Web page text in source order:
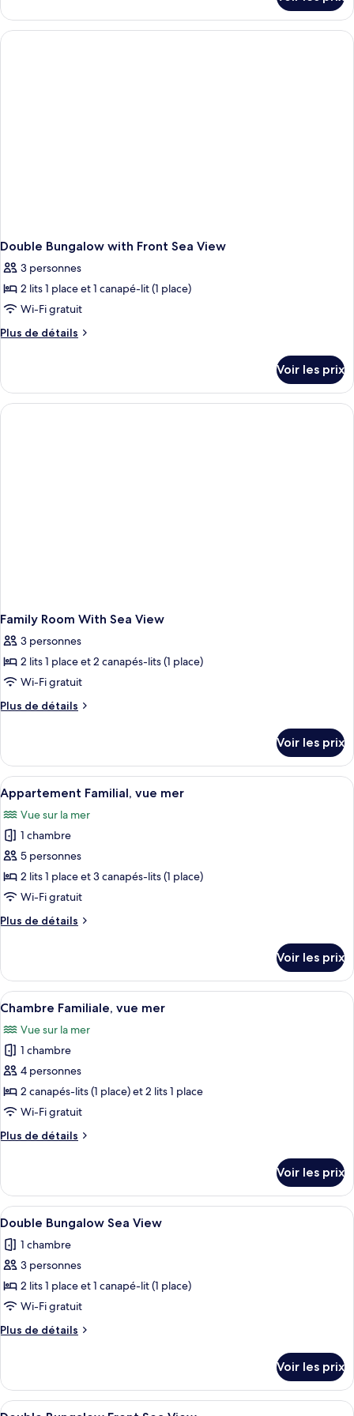
le
type
de
Double Bungalow with Front Sea View
3 personnes
2 lits 1 place et 1 canapé-lit (1 place)
Wi-Fi gratuit
Plus de détails
Plus
le
type
de
Voir les prix
Family Room With Sea View
3 personnes
2 lits 1 place et 2 canapés-lits (1 place)
Wi-Fi gratuit
Plus de détails
Plus
le
type
de
chambre
Family
Room
Sea
View
Voir les prix
Afficher
toutes
les
photos
pour
ce
type
chambre :
vue
mer
Une chambre d’hôtel moderne aux
6
Appartement Familial, vue mer
Vue sur la mer
1 chambre
5 personnes
2 lits 1 place et 3 canapés-lits (1 place)
Wi-Fi gratuit
Plus de détails
Plus
le
type
de
Appartement
Familial,
mer
Voir les prix
Afficher
toutes
les
photos
pour
ce
type
chambre :
vue
mer
Une chambre d’hôtel avec un lit, un
8
Chambre Familiale, vue mer
Vue sur la mer
1 chambre
4 personnes
2 canapés-lits (1 place) et 2 lits 1 place
Wi-Fi gratuit
Plus de détails
Plus
le
type
de
Chambre
Familiale,
mer
Voir les prix
Afficher
toutes
les
photos
pour
ce
type
de
Double
Bungalow
Une chambre d’hôtel avec deux
7
Double Bungalow Sea View
1 chambre
3 personnes
2 lits 1 place et 1 canapé-lit (1 place)
Wi-Fi gratuit
Plus de détails
Plus
le
type
Voir les prix
Afficher
Une chambre d’hôtel avec un lit, un